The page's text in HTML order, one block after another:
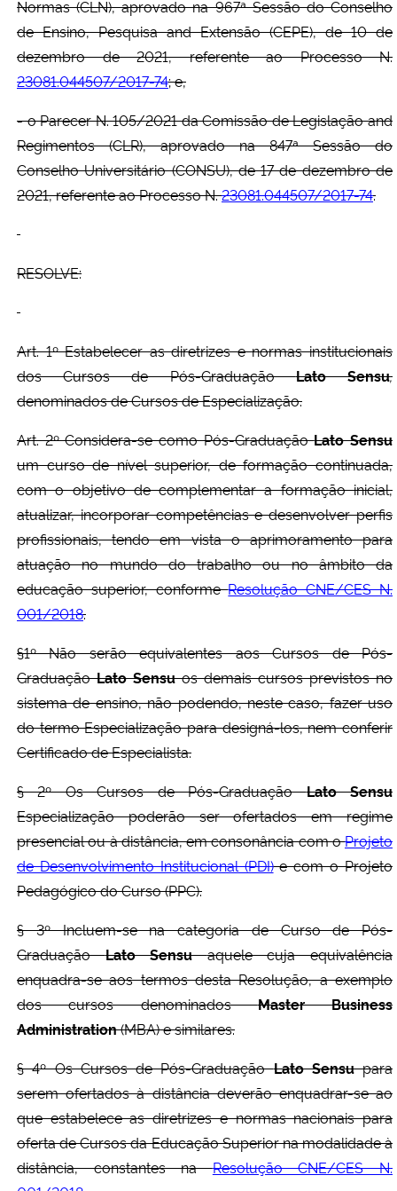
Normas (CLN), aprovado na 967ª Sessão do Conselho
de Ensino, Pesquisa and Extensão (CEPE), de 10 de
dezembro de 2021, referente ao Processo N.
23081.044507/2017-74; e,
- o Parecer N. 105/2021 da Comissão de Legislação and
Regimentos (CLR), aprovado na 847ª Sessão do
Conselho Universitário (CONSU), de 17 de dezembro de
2021, referente ao Processo N.23081.044507/2017-74.
RESOLVE:
Art. 1º Estabelecer as diretrizes e normas institucionais
dos Cursos de Pós-GraduaçãoLato Sensu,
denominados de Cursos de Especialização.
Art. 2º Considera-se como Pós-GraduaçãoLato Sensu
um curso de nível superior, de formação continuada,
com o objetivo de complementar a formação inicial,
atualizar, incorporar competências e desenvolver perfis
profissionais, tendo em vista o aprimoramento para
atuação no mundo do trabalho ou no âmbito da
educação superior, conformeResolução CNE/CES N.
001/2018.
§1º Não serão equivalentes aos Cursos de Pós-
GraduaçãoLato Sensuos demais cursos previstos no
sistema de ensino, não podendo, neste caso, fazer uso
do termo Especialização para designá-los, nem conferir
Certificado de Especialista.
§ 2º Os Cursos de Pós-GraduaçãoLato Sensu
Especialização poderão ser ofertados em regime
presencial ou à distância, em consonância com oProjeto
de Desenvolvimento Institucional (PDI)e com o Projeto
Pedagógico do Curso (PPC).
§ 3º Incluem-se na categoria de Curso de Pós-
GraduaçãoLato Sensuaquele cuja equivalência
enquadra-se aos termos desta Resolução, a exemplo
dos cursos denominadosMaster Business
Administration(MBA) e similares.
§ 4º Os Cursos de Pós-GraduaçãoLato Sensupara
serem ofertados à distância deverão enquadrar-se ao
que estabelece as diretrizes e normas nacionais para
oferta de Cursos da Educação Superior na modalidade à
distância, constantes naResolução CNE/CES N.